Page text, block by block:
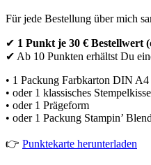
Für jede Bestellung über mich
✔ 1 Punkt je 30 € Bestellwert
✔ Ab 10 Punkten erhältst Du
• 1 Packung Farbkarton DIN A4
• oder 1 klassisches
• oder 1 Prägeform
• oder 1 Packung Stampin’
👉 Punktekarte herunterladen